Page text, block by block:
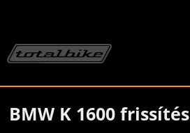
BMW K 1600 frissítés